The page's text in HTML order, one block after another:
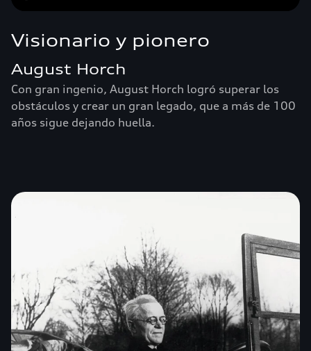
Visionario y pionero
August Horch
Con gran ingenio, August Horch logró superar los
obstáculos y crear un gran legado, que a más de 100
años sigue dejando huella.